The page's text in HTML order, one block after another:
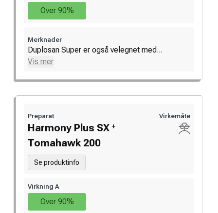
Over 90%
Merknader
Duplosan Super er også velegnet med...
Vis mer
Preparat
Harmony Plus SX +
Tomahawk 200
Se produktinfo
Virkemåte
Virkning A
Over 90%